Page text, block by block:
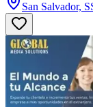
San Salvador,